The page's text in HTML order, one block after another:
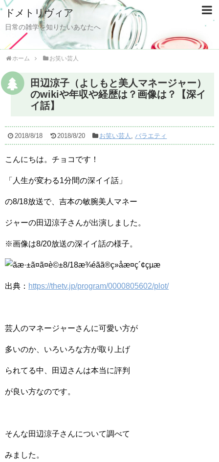
ドメトリヴィア
日常の雑学を知りたいあなたへ
ホーム お笑い芸人
田辺涼子（よしもと美人マネージャー）
のwikiや年収や経歴は？画像は？【深イ
イ話】
2018/8/18 2018/8/20 お笑い芸人 ,バラエティ
こんにちは。チョコです！
「人生が変わる1分間の深イイ話」
の8/18放送で、吉本の敏腕美人マネー
ジャーの田辺涼子さんが出演しました。
※画像は8/20放送の深イイ話の様子。
出典： https://thetv.jp/program/0000805602/plot/
芸人のマネージャーさんに可愛い方が
多いのか、いろいろな方が取り上げ
られてる中、田辺さんは本当に評判
が良い方なのです。
そんな田辺涼子さんについて調べて
みました。